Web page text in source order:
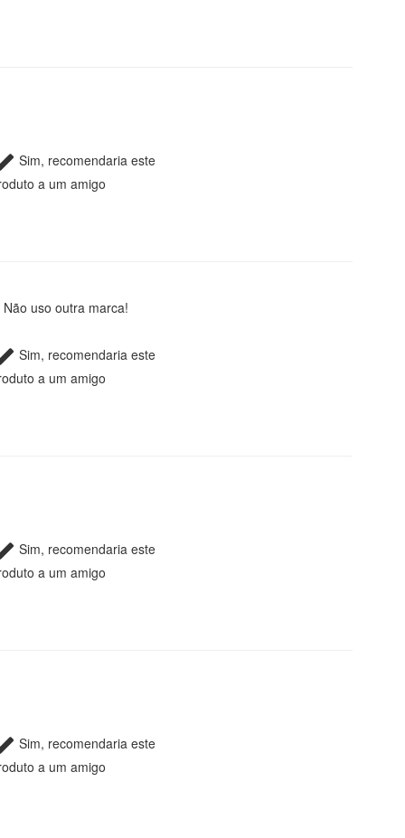
Sim, recomendaria este
a um amigo
uso outra marca!
Sim, recomendaria este
a um amigo
Sim, recomendaria este
a um amigo
Sim, recomendaria este
a um amigo